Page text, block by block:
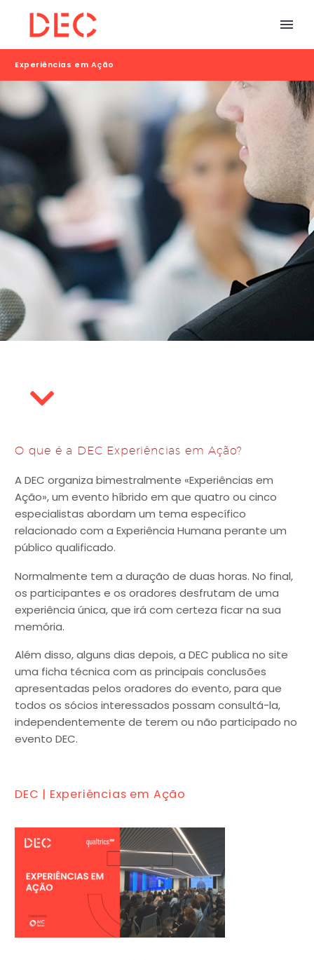
Experiências em Ação
O que é a DEC Experiências em Ação?
A DEC organiza bimestralmente «Experiências em
Ação», um evento híbrido em que quatro ou cinco
especialistas abordam um tema específico
relacionado com a Experiência Humana perante um
público qualificado.
Normalmente tem a duração de duas horas. No final,
os participantes e os oradores desfrutam de uma
experiência única, que irá com certeza ficar na sua
memória.
Além disso, alguns dias depois, a DEC publica no site
uma ficha técnica com as principais conclusões
apresentadas pelos oradores do evento, para que
todos os sócios interessados possam consultá-la,
independentemente de terem ou não participado no
evento DEC.
DEC | Experiências em Ação